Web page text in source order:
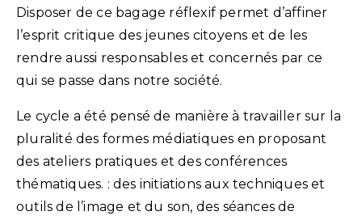
Disposer de ce bagage réflexif permet d’affiner
l’esprit critique des jeunes citoyens et de les
rendre aussi responsables et concernés par ce
qui se passe dans notre société.
Le cycle a été pensé de manière à travailler sur la
pluralité des formes médiatiques en proposant
des ateliers pratiques et des conférences
thématiques. : des initiations aux techniques et
outils de l’image et du son, des séances de